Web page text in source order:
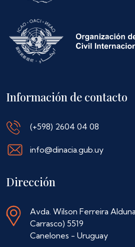
Información de contacto
(+598) 2604 04 08
info@dinacia.gub.uy
Dirección
Avda. Wilson Ferreira
Carrasco) 5519
Canelones - Uruguay